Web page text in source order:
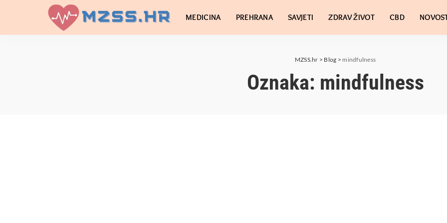
MEDICINA PREHRANA SAVJETI ZDRAV ŽIVOT CBD
MZSS.hr > Blog > mindfulness
Oznaka: mindfulness